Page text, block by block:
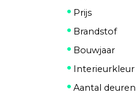
Prijs
Brandstof
Bouwjaar
Interieurkleur
Aantal deuren